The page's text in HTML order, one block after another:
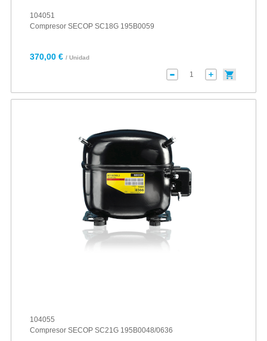
104051
Compresor SECOP SC18G 195B0059
370,00 € / Unidad
104055
Compresor SECOP SC21G 195B0048/0636